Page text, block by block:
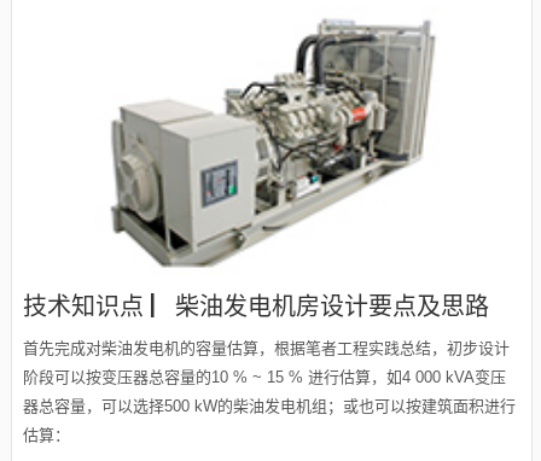
技术知识点 ▏柴油发电机房设计要点及思路
首先完成对柴油发电机的容量估算，根据笔者工程实践总结，初步设计
阶段可以按变压器总容量的10 % ~ 15 % 进行估算，如4 000 kVA变压
器总容量，可以选择500 kW的柴油发电机组；或也可以按建筑面积进行
估算：